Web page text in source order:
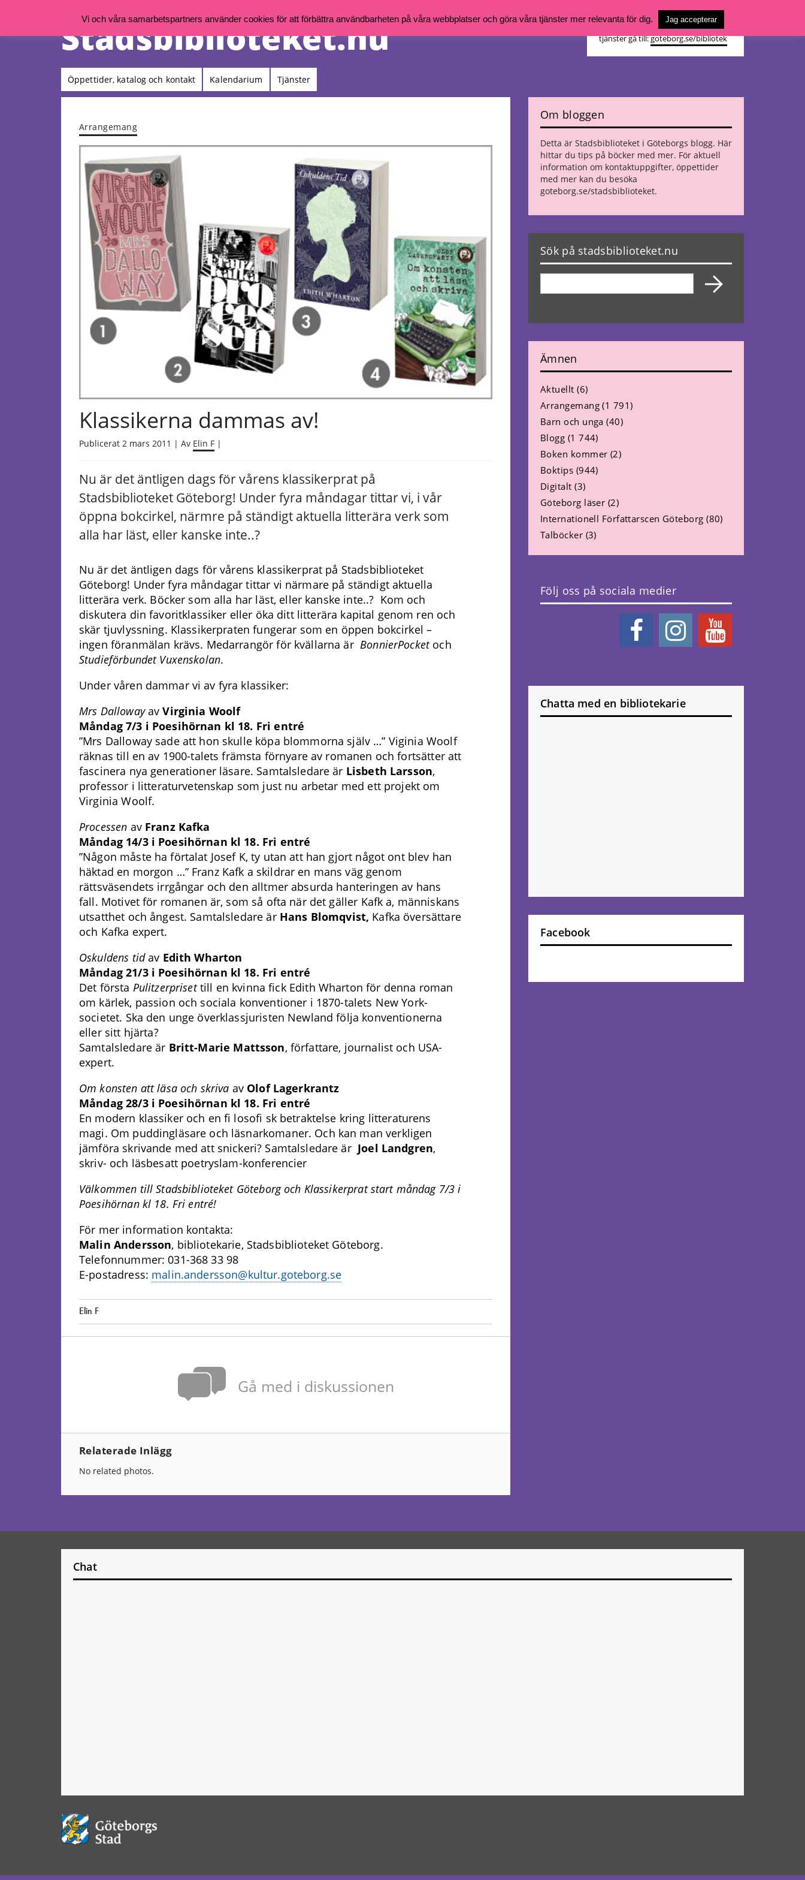
Öppettider, katalog och kontakt Kalendarium Tjänster
Vill du söka böcker, logga in på ditt
bibliotekskonto eller nå övriga
tjänster gå till:goteborg.se/bibliotek
Arrangemang
Klassikerna dammas av!
Publicerat 2 mars 2011 | Av Elin F |
Nu är det äntligen dags för vårens klassikerprat på
Stadsbiblioteket Göteborg! Under fyra måndagar tittar vi, i vår
öppna bokcirkel, närmre på ständigt aktuella litterära verk som
alla har läst, eller kanske inte..?
Nu är det äntligen dags för vårens klassikerprat på Stadsbiblioteket
Göteborg! Under fyra måndagar tittar vi närmare på ständigt aktuella
litterära verk. Böcker som alla har läst, eller kanske inte..? Kom och
diskutera din favoritklassiker eller öka ditt litterära kapital genom ren och
skär tjuvlyssning. Klassikerpraten fungerar som en öppen bokcirkel –
ingen föranmälan krävs. Medarrangör för kvällarna ärBonnierPocket och
Studieförbundet Vuxenskolan.
Under våren dammar vi av fyra klassiker:
Mrs DallowayavVirginia Woolf
Måndag 7/3 i Poesihörnan kl 18. Fri entré
”Mrs Dalloway sade att hon skulle köpa blommorna själv …” Viginia Woolf
räknas till en av 1900-talets främsta förnyare av romanen och fortsätter att
fascinera nya generationer läsare. Samtalsledare är Lisbeth Larsson,
professor i litteraturvetenskap som just nu arbetar med ett projekt om
Virginia Woolf.
Processen av Franz Kafka
Måndag 14/3 i Poesihörnan kl 18. Fri entré
”Någon måste ha förtalat Josef K, ty utan att han gjort något ont blev han
häktad en morgon …” Franz Kafk a skildrar en mans väg genom
rättsväsendets irrgångar och den alltmer absurda hanteringen av hans
fall. Motivet för romanen är, som så ofta när det gäller Kafk a, människans
utsatthet och ångest. Samtalsledare är Hans Blomqvist, Kafka översättare
och Kafka expert.
Oskuldens tidav Edith Wharton
Måndag 21/3 i Poesihörnan kl 18. Fri entré
Det första Pulitzerprisettill en kvinna fick Edith Wharton för denna roman
om kärlek, passion och sociala konventioner i 1870-talets New York-
societet. Ska den unge överklassjuristen Newland följa konventionerna
eller sitt hjärta?
Samtalsledare är Britt-Marie Mattsson, författare, journalist och USA-
expert.
Om konsten att läsa och skriva av Olof Lagerkrantz
Måndag 28/3 i Poesihörnan kl 18. Fri entré
En modern klassiker och en fi losofi sk betraktelse kring litteraturens
magi. Om puddingläsare och läsnarkomaner. Och kan man verkligen
jämföra skrivande med att snickeri? Samtalsledare är Joel Landgren,
skriv- och läsbesatt poetryslam-konferencier
Välkommen till Stadsbiblioteket Göteborg och Klassikerprat start måndag 7/3 i
Poesihörnan kl 18. Fri entré!
För mer information kontakta:
Malin Andersson, bibliotekarie, Stadsbiblioteket Göteborg.
Telefonnummer: 031-368 33 98
E-postadress: malin.andersson@kultur.goteborg.se
Elin F
Gå med i diskussionen
Relaterade Inlägg
No related photos.
Om bloggen
Detta är Stadsbiblioteket i Göteborgs blogg. Här
hittar du tips på böcker med mer. För aktuell
information om kontaktuppgifter, öppettider
med mer kan du besöka
goteborg.se/stadsbiblioteket.
Sök på stadsbiblioteket.nu
Ämnen
Aktuellt (6)
Arrangemang(1 791)
Barn och unga (40)
Blogg (1 744)
Boken kommer (2)
Boktips (944)
Digitalt (3)
Göteborg läser (2)
Internationell Författarscen Göteborg (80)
Talböcker (3)
Följ oss på sociala medier
Chatta med en bibliotekarie
Facebook
Chat
Vi och våra samarbetspartners använder cookies för att förbättra användbarheten på våra webbplatser och göra våra tjänster mer relevanta för dig. Jag accepterar